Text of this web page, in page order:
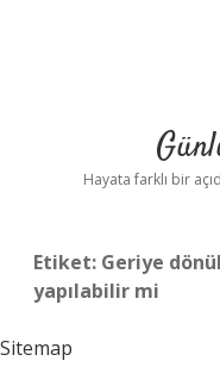
Hayata farklı bir
Etiket: Geriye
yapılabilir mi
Sitemap